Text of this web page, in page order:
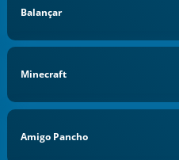
Balançar
Minecraft
Amigo Pancho